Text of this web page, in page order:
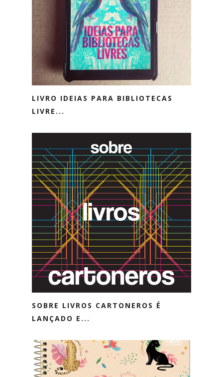
LIVRO IDEIAS PARA BIBLIOTECAS
LIVRE...
SOBRE LIVROS CARTONEROS É
LANÇADO E...